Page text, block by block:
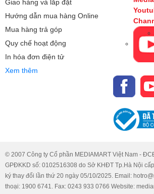
Khả năng đàm thoại xuyên suốt, hỗ
bạ 2.000 số
Ngoài ra, Masstel Izi 15 4G còn hỗ trợ 2
danh bạ tới 2.000 số điện thoại và có bộ
Giao hàng và lắp đặt
Hướng dẫn mua hàng Online
Mua hàng trả góp
Quy chế hoạt động
In hóa đơn điện tử
Xem thêm
© 2007 Công ty Cổ phần MEDIAMART Việt Nam -
GPĐKKD số: 0102516308 do Sở KHĐT Tp.Hà Nội
ký thay đổi lần thứ 20 ngày 05/10/2025. Email:
thoại: 1900 6741. Fax: 0243 933 0766 Website: